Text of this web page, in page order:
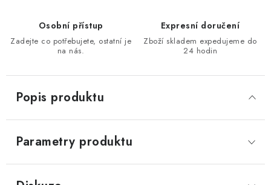
POTŘEBUJI DOBRÝ STROJ
Osobní přístup
Zadejte co potřebujete, ostatní je
na nás.
Expresní doručení
Zboží skladem expedujeme do
24 hodin
Popis produktu
Parametry produktu